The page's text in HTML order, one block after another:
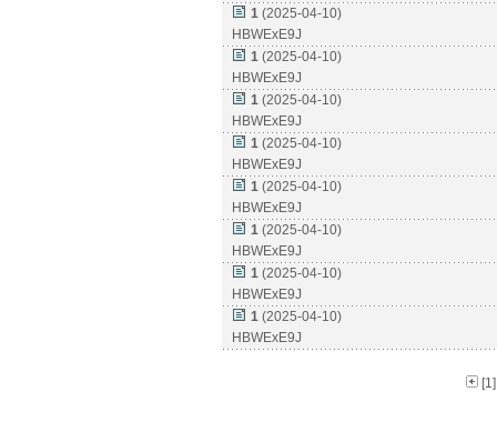
1 (2025-04-10)
HBWExE9J
1 (2025-04-10)
HBWExE9J
1 (2025-04-10)
HBWExE9J
1 (2025-04-10)
HBWExE9J
1 (2025-04-10)
HBWExE9J
1 (2025-04-10)
HBWExE9J
1 (2025-04-10)
HBWExE9J
1 (2025-04-10)
HBWExE9J